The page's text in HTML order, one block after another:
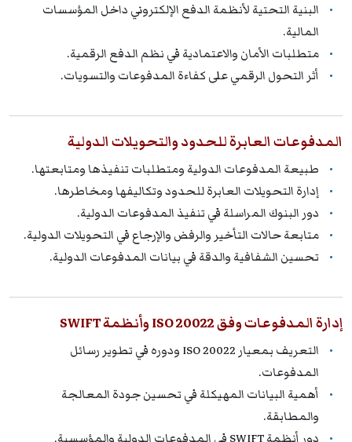
البنية التحتية لأنظمة الدفع الإلكتروني داخل المؤسسات
المالية.
متطلبات الأمان والاعتمادية في نظم الدفع الرقمية.
أثر التحول الرقمي على كفاءة المدفوعات والتسويات.
المدفوعات العابرة للحدود والتحويلات الدولية
طبيعة المدفوعات الدولية ومتطلبات تنفيذها ومتابعتها.
إدارة التحويلات العابرة للحدود وتكاليفها ومخاطرها.
دور البنوك المراسلة في تنفيذ المدفوعات الدولية.
متابعة حالات التأخير والرفض والإرجاع في التحويلات الدولية.
تحسين الشفافية والدقة في بيانات المدفوعات الدولية.
إدارة المدفوعات وفق ISO 20022 وأنظمة SWIFT
التعريف بمعيار ISO 20022 ودوره في تطوير رسائل
المدفوعات.
أهمية البيانات المهيكلة في تحسين جودة المعالجة
والمطابقة.